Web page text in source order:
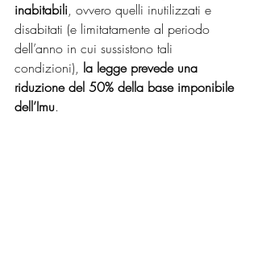
inabitabili, ovvero quelli inutilizzati e
disabitati (e limitatamente al periodo
dell’anno in cui sussistono tali
condizioni), la legge prevede una
riduzione del 50% della base imponibile
dell’Imu.